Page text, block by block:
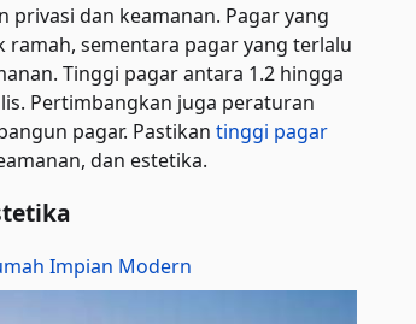
dan keamanan. Pagar yang
sementara pagar yang terlalu
Tinggi pagar antara 1.2 hingga
Pertimbangkan juga peraturan
pagar. Pastikan tinggi pagar
dan estetika.
Impian Modern